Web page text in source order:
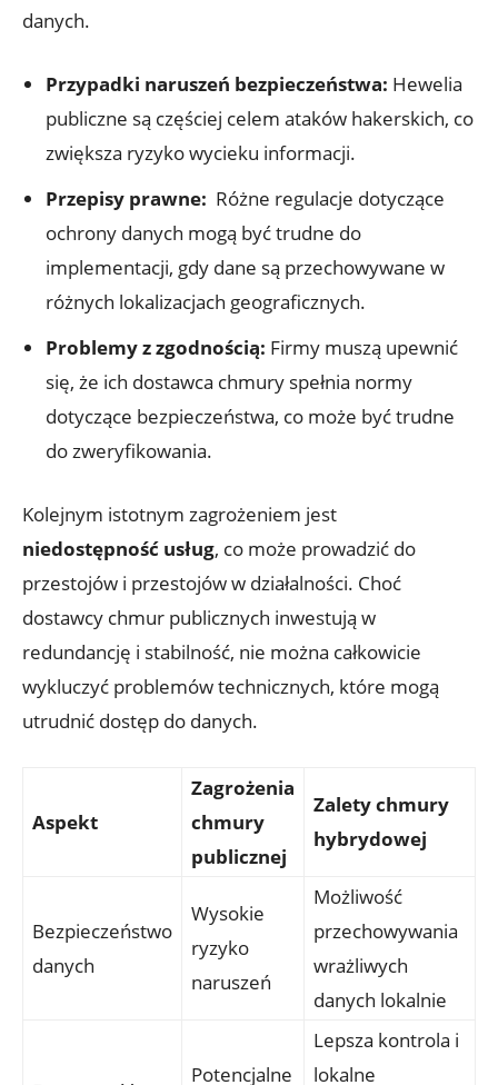
danych.
Przypadki naruszeń bezpieczeństwa: Hewelia⁤
publiczne są częściej celem ataków‍ hakerskich, ‌co
zwiększa ryzyko​ wycieku informacji.
Przepisy prawne: ​ Różne regulacje dotyczące
⁤ochrony danych mogą być‍ trudne do
implementacji, gdy⁢ dane są przechowywane w
różnych lokalizacjach‍ geograficznych.
Problemy ‌z zgodnością: ‍Firmy ⁢muszą upewnić
się, że ich‌ dostawca chmury spełnia normy
dotyczące bezpieczeństwa, ⁤co może być trudne
do⁤ zweryfikowania.
Kolejnym istotnym zagrożeniem jest
niedostępność usług, co może⁤ prowadzić do⁢
przestojów i przestojów w działalności. Choć
dostawcy chmur publicznych inwestują w
redundancję i stabilność, nie można całkowicie
wykluczyć problemów ‍technicznych, które mogą
utrudnić ⁣dostęp do danych.
Aspekt
Zagrożenia
⁣chmury
publicznej
Zalety chmury
⁣hybrydowej
Bezpieczeństwo
danych
Wysokie
ryzyko⁤
naruszeń
Możliwość
przechowywania ​
wrażliwych⁣
danych⁢ lokalnie
Potencjalne
Lepsza kontrola i‌
lokalne ​